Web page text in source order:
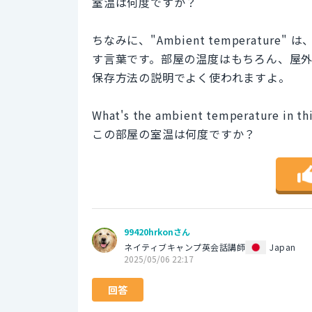
ちなみに、"Ambient temperature" は、
す言葉です。部屋の温度はもちろん、屋
保存方法の説明でよく使われますよ。
What's the ambient temperature in
この部屋の室温は何度ですか？
99420hrkonさん
ネイティブキャンプ英会話講師
Japan
2025/05/06 22:17
回答